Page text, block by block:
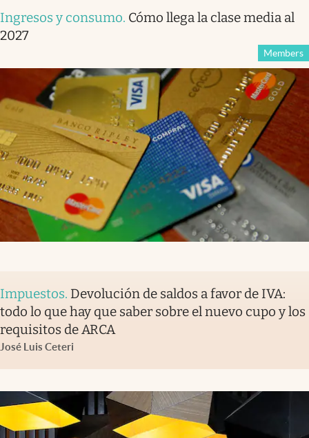
Ingresos y consumo. Cómo llega la clase media al
2027
Members
Impuestos. Devolución de saldos a favor de IVA:
todo lo que hay que saber sobre el nuevo cupo y los
requisitos de ARCA
José Luis Ceteri